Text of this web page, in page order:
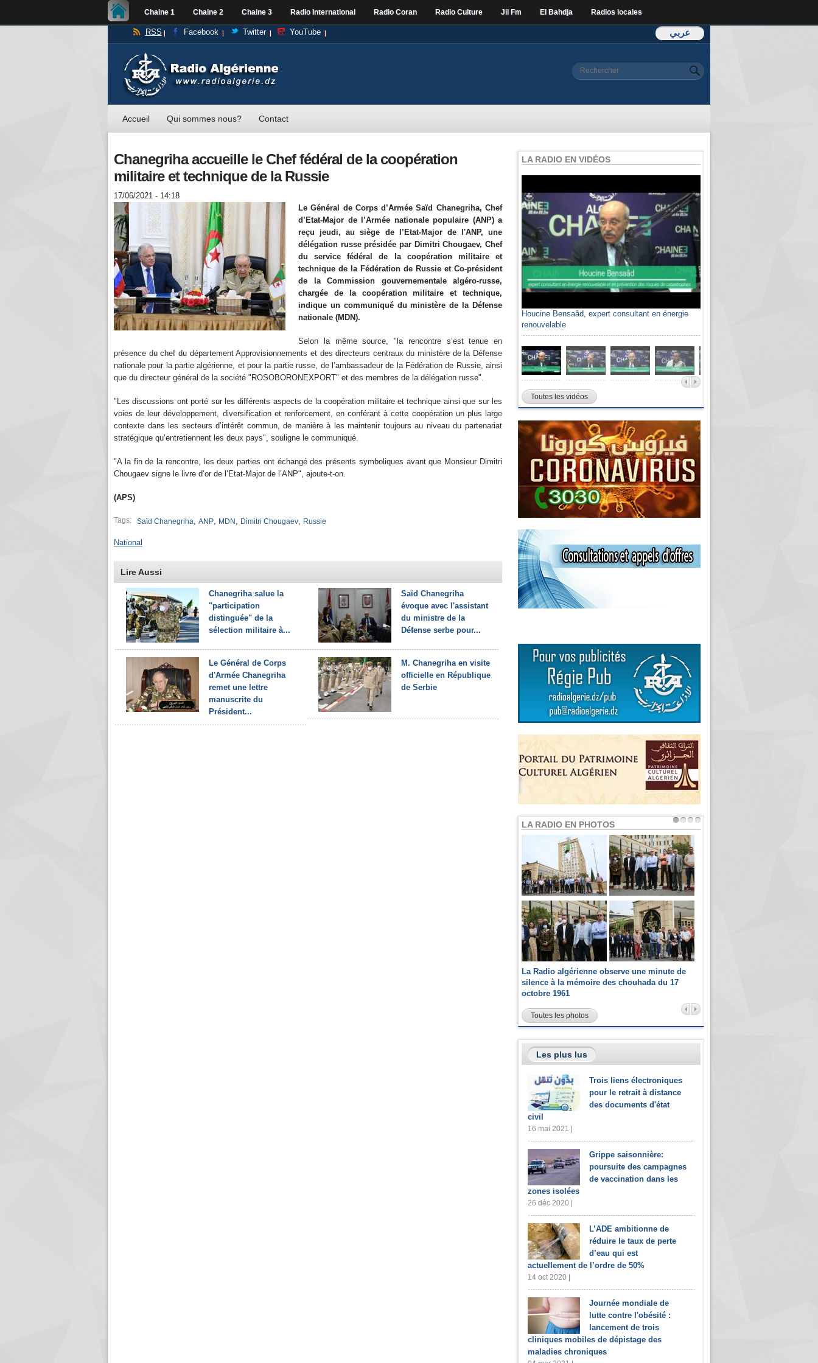
Chaine 1 Chaine 2 Chaine 3 Radio International Radio Coran Radio Culture Jil Fm El Bahdja Radios locales
عربي RSS Facebook Twitter YouTube
Formulaire de
Rechercher
Accueil Qui sommes nous? Contact
Chanegriha accueille le Chef fédéral de la coopération
militaire et technique de la Russie
17/06/2021 - 14:18
Le Général de Corps d’Armée Saïd Chanegriha, Chef
d’Etat-Major de l’Armée nationale populaire (ANP) a
reçu jeudi, au siège de l’Etat-Major de l'ANP, une
délégation russe présidée par Dimitri Chougaev, Chef
du service fédéral de la coopération militaire et
technique de la Fédération de Russie et Co-président
de la Commission gouvernementale algéro-russe,
chargée de la coopération militaire et technique,
indique un communiqué du ministère de la Défense
nationale (MDN).
Selon la même source, "la rencontre s’est tenue en
présence du chef du département Approvisionnements et des directeurs centraux du ministère de la Défense
nationale pour la partie algérienne, et pour la partie russe, de l’ambassadeur de la Fédération de Russie, ainsi
que du directeur général de la société "ROSOBORONEXPORT" et des membres de la délégation russe".
"Les discussions ont porté sur les différents aspects de la coopération militaire et technique ainsi que sur les
voies de leur développement, diversification et renforcement, en conférant à cette coopération un plus large
contexte dans les secteurs d’intérêt commun, de manière à les maintenir toujours au niveau du partenariat
stratégique qu’entretiennent les deux pays", souligne le communiqué.
"A la fin de la rencontre, les deux parties ont échangé des présents symboliques avant que Monsieur Dimitri
Chougaev signe le livre d’or de l’Etat-Major de l’ANP", ajoute-t-on.
(APS)
Tags: Saïd Chanegriha, ANP, MDN , Dimitri Chougaev, Russie
National
Lire Aussi
Chanegriha salue la
"participation
distinguée" de la
sélection militaire à...
Saïd Chanegriha
évoque avec l'assistant
du ministre de la
Défense serbe pour...
Le Général de Corps
d'Armée Chanegriha
remet une lettre
manuscrite du
Président...
M. Chanegriha en visite
officielle en République
de Serbie
LA RADIO EN VIDÉOS
Houcine Bensaâd, expert consultant en énergie
renouvelable
Toutes les vidéos
LA RADIO EN PHOTOS
La Radio algérienne observe une minute de
silence à la mémoire des chouhada du 17
octobre 1961
Toutes les photos
Les plus lus
Trois liens électroniques
pour le retrait à distance
des documents d'état
civil
16 mai 2021 |
Grippe saisonnière:
poursuite des campagnes
de vaccination dans les
zones isolées
26 déc 2020 |
L’ADE ambitionne de
réduire le taux de perte
d’eau qui est
actuellement de l’ordre de 50%
14 oct 2020 |
Journée mondiale de
lutte contre l'obésité :
lancement de trois
cliniques mobiles de dépistage des
maladies chroniques